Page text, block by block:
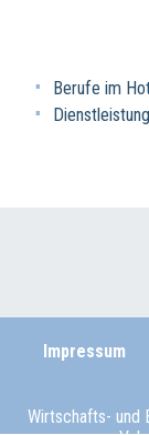
Berufe im
Dienstleistung
Impressum
Wirtschafts- und